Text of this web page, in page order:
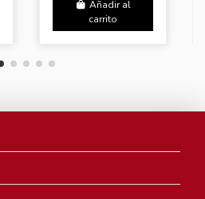
Añadir al
carrito